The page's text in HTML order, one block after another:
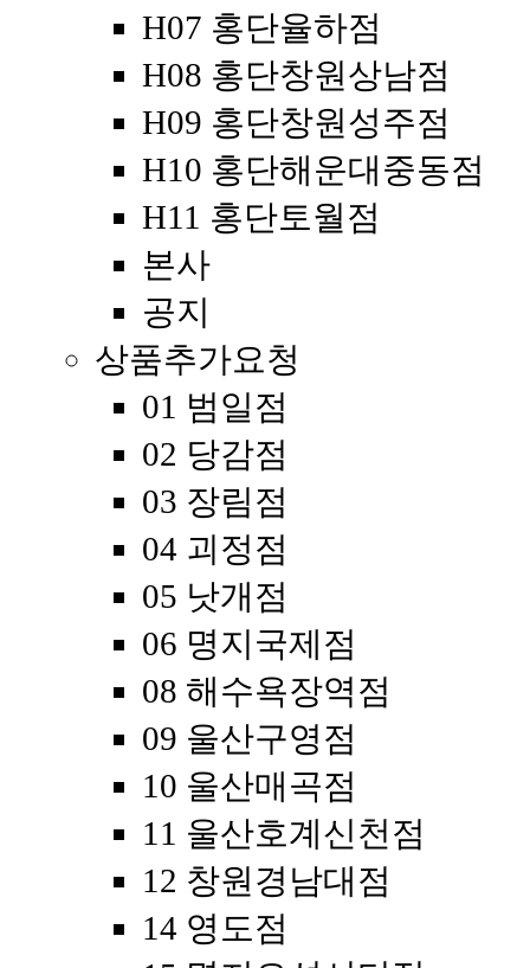
H07 홍단율하점
H08 홍단창원상남점
H09 홍단창원성주점
H10 홍단해운대중동점
H11 홍단토월점
본사
공지
상품추가요청
01 범일점
02 당감점
03 장림점
04 괴정점
05 낫개점
06 명지국제점
08 해수욕장역점
09 울산구영점
10 울산매곡점
11 울산호계신천점
12 창원경남대점
14 영도점